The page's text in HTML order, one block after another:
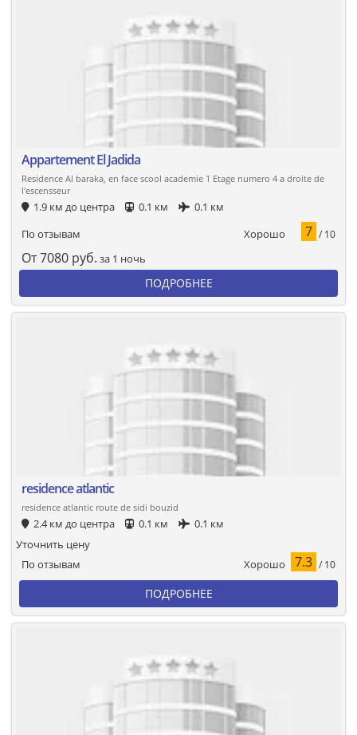
Appartement El Jadida
Residence Al baraka, en face scool academie 1 Etage numero 4 a droite de
l'escensseur
1.9 км до центра 0.1 км
0.1 км
По отзывам
Хорошо 7 / 10
От7080 руб. за 1 ночь
ПОДРОБНЕЕ
residence atlantic
residence atlantic route de sidi bouzid
2.4 км до центра 0.1 км 0.1 км
По отзывам Хорошо 7.3 / 10
Уточнить цену
ПОДРОБНЕЕ